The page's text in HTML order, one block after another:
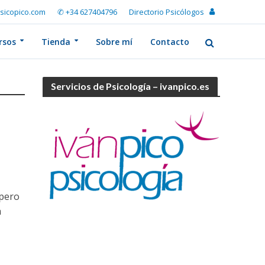
✆ +34 627404796 Directorio Psicólogos
Tienda Sobre mí Contacto
Servicios de Psicología – ivanpico.es